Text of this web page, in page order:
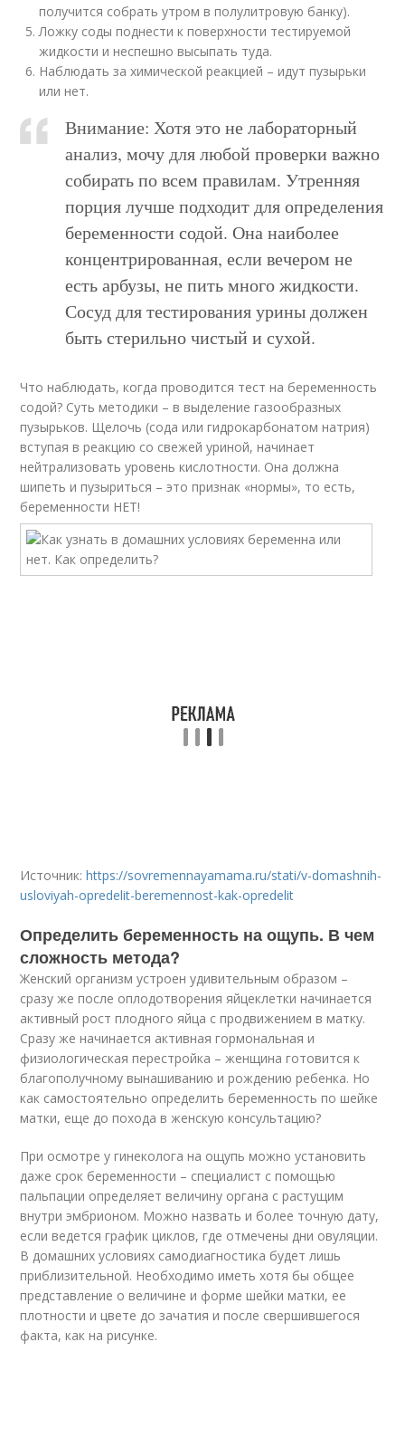
получится собрать утром в полулитровую банку).
Ложку соды поднести к поверхности тестируемой
жидкости и неспешно высыпать туда.
Наблюдать за химической реакцией – идут пузырьки
или нет.
Внимание: Хотя это не лабораторный
анализ, мочу для любой проверки важно
собирать по всем правилам. Утренняя
порция лучше подходит для определения
беременности содой. Она наиболее
концентрированная, если вечером не
есть арбузы, не пить много жидкости.
Сосуд для тестирования урины должен
быть стерильно чистый и сухой.
Что наблюдать, когда проводится тест на беременность
содой? Суть методики – в выделение газообразных
пузырьков. Щелочь (сода или гидрокарбонатом натрия)
вступая в реакцию со свежей уриной, начинает
нейтрализовать уровень кислотности. Она должна
шипеть и пузыриться – это признак «нормы», то есть,
беременности НЕТ!
Источник:https://sovremennayamama.ru/stati/v-domashnih-
usloviyah-opredelit-beremennost-kak-opredelit
Определить беременность на ощупь. В чем
сложность метода?
Женский организм устроен удивительным образом –
сразу же после оплодотворения яйцеклетки начинается
активный рост плодного яйца с продвижением в матку.
Сразу же начинается активная гормональная и
физиологическая перестройка – женщина готовится к
благополучному вынашиванию и рождению ребенка. Но
как самостоятельно определить беременность по шейке
матки, еще до похода в женскую консультацию?
При осмотре у гинеколога на ощупь можно установить
даже срок беременности – специалист с помощью
пальпации определяет величину органа с растущим
внутри эмбрионом. Можно назвать и более точную дату,
если ведется график циклов, где отмечены дни овуляции.
В домашних условиях самодиагностика будет лишь
приблизительной. Необходимо иметь хотя бы общее
представление о величине и форме шейки матки, ее
плотности и цвете до зачатия и после свершившегося
факта, как на рисунке.